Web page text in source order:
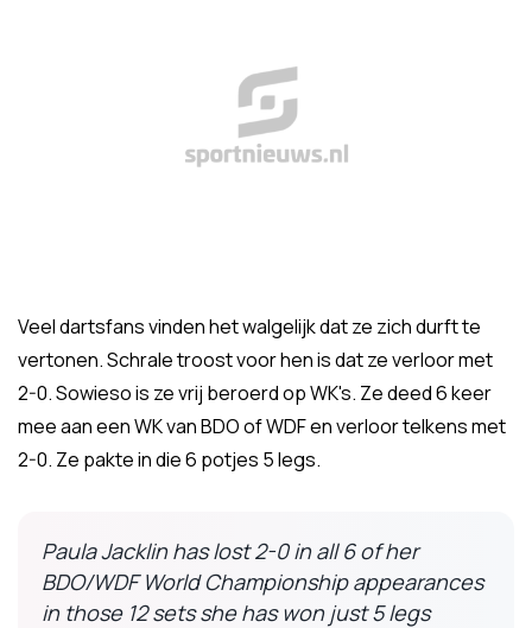
Veel dartsfans vinden het walgelijk dat ze zich durft te
vertonen. Schrale troost voor hen is dat ze verloor met
2-0. Sowieso is ze vrij beroerd op WK's. Ze deed 6 keer
mee aan een WK van BDO of WDF en verloor telkens met
2-0. Ze pakte in die 6 potjes 5 legs.
Paula Jacklin has lost 2-0 in all 6 of her
BDO/WDF World Championship appearances
in those 12 sets she has won just 5 legs